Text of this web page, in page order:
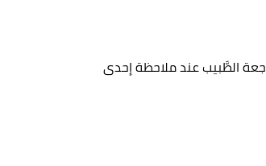
فقم بمراجعة الطَّبيب عند ملاحظة إحدى